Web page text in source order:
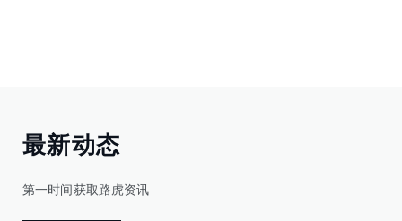
最新动态
第一时间获取路虎资讯